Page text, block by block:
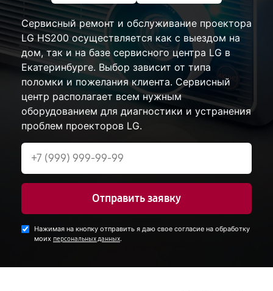
Сервисный ремонт и обслуживание проектора
LG HS200 осуществляется как с выездом на
дом, так и на базе сервисного центра LG в
Екатеринбурге. Выбор зависит от типа
поломки и пожелания клиента. Сервисный
центр располагает всем нужным
оборудованием для диагностики и устранения
проблем проекторов LG.
Отправить заявку
Нажимая на кнопку отправить я даю свое согласие на обработку
моих персональных данных.